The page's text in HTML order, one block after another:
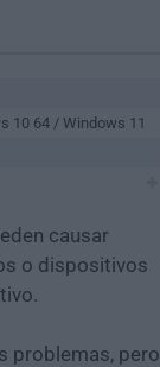
10 64 / Windows 11
causar
o dispositivos
problemas, pero